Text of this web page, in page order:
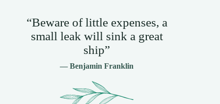
“Beware of little expenses, a
small leak will sink a great
ship”
— Benjamin Franklin